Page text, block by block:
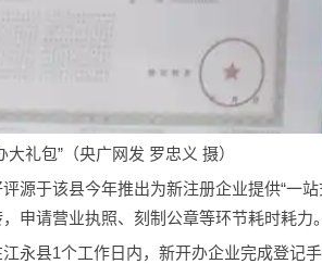
大礼包”（央广网发 罗忠义 摄）
源于该县今年推出为新注册企业提供“一
申请营业执照、刻制公章等环节耗时耗力。
永县1个工作日内，新开办企业完成登记